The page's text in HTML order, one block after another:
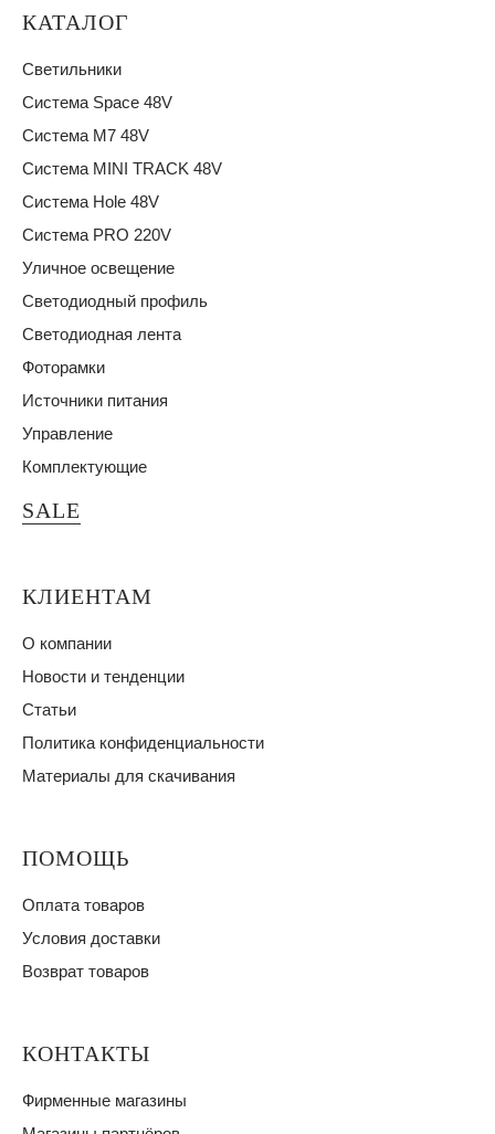
КАТАЛОГ
Светильники
Система Space 48V
Система M7 48V
Система MINI TRACK 48V
Система Hole 48V
Система PRO 220V
Уличное освещение
Светодиодный профиль
Светодиодная лента
Фоторамки
Источники питания
Управление
Комплектующие
SALE
КЛИЕНТАМ
О компании
Новости и тенденции
Статьи
Политика конфиденциальности
Материалы для скачивания
ПОМОЩЬ
Оплата товаров
Условия доставки
Возврат товаров
КОНТАКТЫ
Фирменные магазины